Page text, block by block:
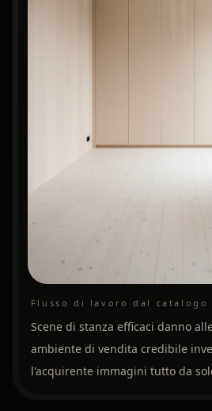
Flusso di lavoro dal catalogo
Scene di stanza efficaci danno
ambiente di vendita credibile
l'acquirente immagini tutto da